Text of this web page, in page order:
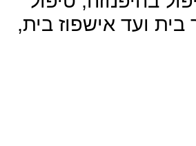
ועד אישפוז בית,